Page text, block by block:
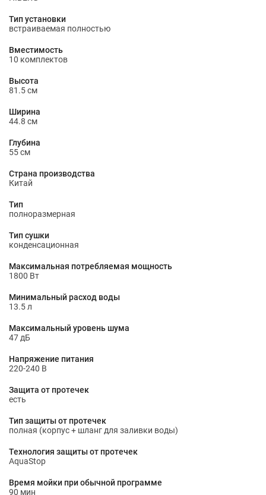
Тип установки
встраиваемая полностью
Вместимость
10 комплектов
Высота
81.5 см
Ширина
44.8 см
Глубина
55 см
Страна производства
Китай
Тип
полноразмерная
Тип сушки
конденсационная
Максимальная потребляемая мощность
1800 Вт
Минимальный расход воды
13.5 л
Максимальный уровень шума
47 дБ
Напряжение питания
220-240 В
Защита от протечек
есть
Тип защиты от протечек
полная (корпус + шланг для заливки воды)
Технология защиты от протечек
AquaStop
Время мойки при обычной программе
90 мин